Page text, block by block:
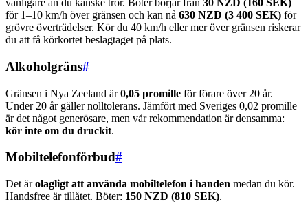
vanligare än du kanske tror. Böter börjar från 30 NZD (160 SEK)
för 1–10 km/h över gränsen och kan nå 630 NZD (3 400 SEK) för
grövre överträdelser. Kör du 40 km/h eller mer över gränsen riskerar
du att få körkortet beslagtaget på plats.
Alkoholgräns#
Gränsen i Nya Zeeland är0,05 promille för förare över 20 år.
Under 20 år gäller nolltolerans. Jämfört med Sveriges 0,02 promille
är det något generösare, men vår rekommendation är densamma:
kör inte om du druckit.
Mobiltelefonförbud#
Det ärolagligt att använda mobiltelefon i handen medan du kör.
Handsfree är tillåtet. Böter: 150 NZD (810 SEK).